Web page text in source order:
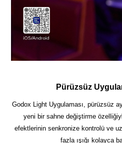
Pürüzsüz
Godox Light Uygulaması, pürüzsüz
yeni bir sahne değiştirme
efektlerinin senkronize kontrolü ve
fazla ışığı kolayca